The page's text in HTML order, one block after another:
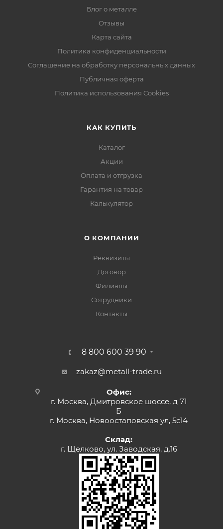
Блог о металле
Отзывы
Карта сайта
Политика конфиденциальности
Соглашение на обработку персональных данных
Публичная оферта
Политика использования Cookies
КАК КУПИТЬ
Каталог
Акции
Оплата и отгрузка
Гарантия на товар
Калькулятор
О КОМПАНИИ
Реквизиты
Договор
Филиалы
Сотрудники
Контакты
8 800 600 39 90
zakaz@metall-trade.ru
Офис:
г. Москва, Дмитровское шоссе, д 71
Б
г. Москва, Новоостаповская ул, 5с14
Склад:
г. Щелково, ул. Заводская, д.16